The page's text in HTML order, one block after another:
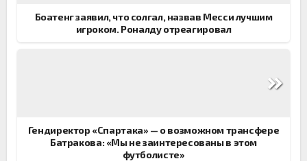
Боатенг заявил, что солгал, назвав Месси лучшим
игроком. Роналду отреагировал
Гендиректор «Спартака» — о возможном трансфере
Батракова: «Мы не заинтересованы в этом
футболисте»